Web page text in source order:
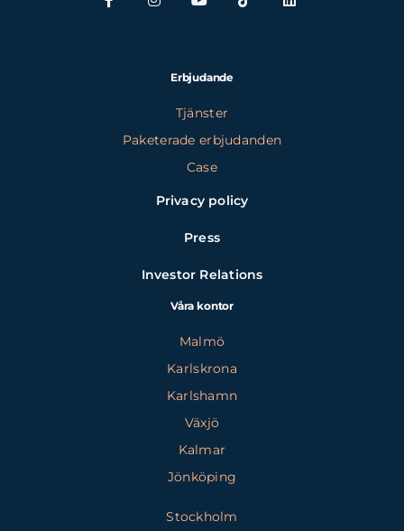
Erbjudande
Tjänster
Paketerade erbjudanden
Case
Privacy policy
Press
Investor Relations
Våra kontor
Malmö
Karlskrona
Karlshamn
Växjö
Kalmar
Jönköping
Stockholm